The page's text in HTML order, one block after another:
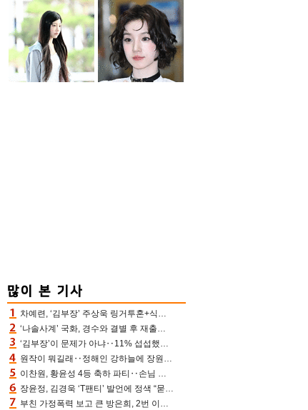
차예련, ‘김부장’ 주상욱 링거투혼+식스팩 비화 “옷 벗는데 아저씨는 안 된다고”(차장금)
‘나솔사계’ 국화, 경수와 결별 후 재출연…첫인상 3표 몰표
‘김부장’이 문제가 아냐‥11% 섭섭했던 ‘재벌X형사2’ 돈·빽 총동원해 컴백 [TV보고서]
원작이 뭐길래‥정해인 강하늘에 장원영까지 참여한 이 영화
이찬원, 황윤성 4등 축하 파티‥손님 모으려 블랙핑크 지수와 친한 척(편스토랑)[어제TV]
장윤정, 김경욱 ‘T팬티’ 발언에 정색 “묻지 않았는데, 그것도 성희롱”(장공장)
부친 가정폭력 보고 큰 방은희, 2번 이혼 후 잠수→母 고독사에 자책(특종세상)[어제TV]